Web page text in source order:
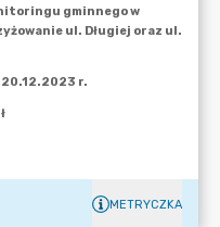
METRYCZKA